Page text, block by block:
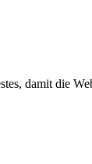
damit die